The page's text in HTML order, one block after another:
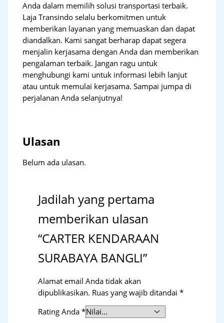
Anda dalam memilih solusi transportasi terbaik.
Laja Transindo selalu berkomitmen untuk
memberikan layanan yang memuaskan dan dapat
diandalkan. Kami sangat berharap dapat segera
menjalin kerjasama dengan Anda dan memberikan
pengalaman terbaik. Jangan ragu untuk
menghubungi kami untuk informasi lebih lanjut
atau untuk memulai kerjasama. Sampai jumpa di
perjalanan Anda selanjutnya!
Ulasan
Belum ada ulasan.
Jadilah yang pertama
memberikan ulasan
“CARTER KENDARAAN
SURABAYA BANGLI”
Alamat email Anda tidak akan
dipublikasikan. Ruas yang wajib ditandai*
Rating Anda*